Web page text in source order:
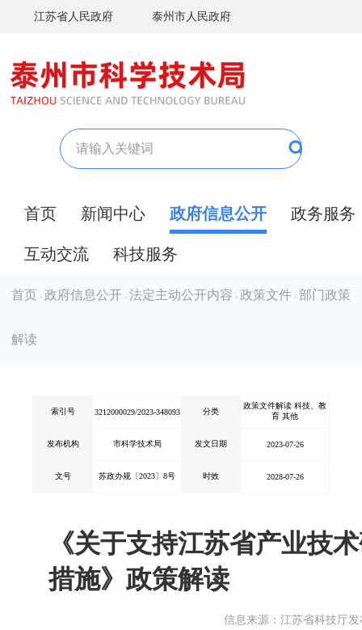
江苏省人民政府 泰州市人民政府
首页 新闻中心 政府信息公开 政务服务
互动交流 科技服务
首页 > 政府信息公开 > 法定主动公开内容 > 政策文件 > 部门政策
解读
索引号 3212000029/2023-348093 分类
政策文件解读 科技、教
育 其他
发布机构 市科学技术局 发文日期 2023-07-26
文号 苏政办规〔2023〕8号 时效 2028-07-26
《关于支持江苏省产业技
措施》政策解读
信息来源：江苏省科技厅发